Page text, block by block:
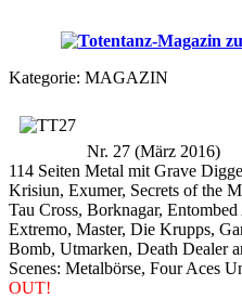
Kategorie: MAGAZIN
Nr. 27 (März 2016)
114 Seiten Metal mit Grave
Krisiun, Exumer, Secrets of the
Tau Cross, Borknagar,
Extremo, Master, Die Krupps,
Bomb, Utmarken, Death Dealer
Scenes: Metalbörse, Four Aces
OUT!